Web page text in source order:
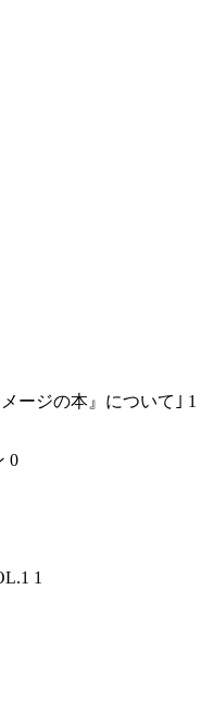
ージの本』について｣ 1
0
1